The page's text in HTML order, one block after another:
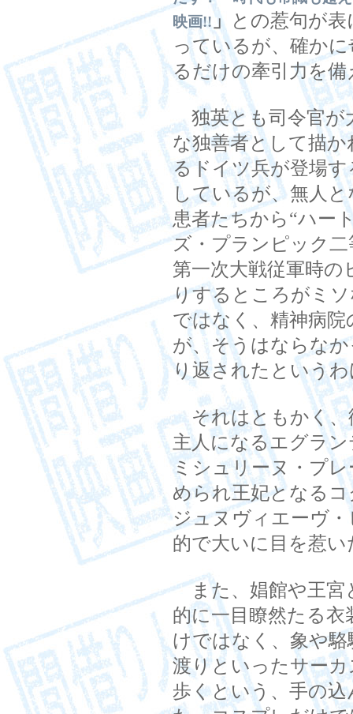
映画!!」 との惹句が
っているが、確か
るだけの牽引力を
独英とも司令官が
な独善者として描
るドイツ兵が登場
しているが、無人
患者たちから“ハー
ズ・プランピック
第一次大戦従軍時
りするところがミ
ではなく、精神病
が、そうはならな
り返されたという
それはともかく、
主人になるエグラ
ミシュリーヌ・プ
められ王妃となる
ジュヌヴィエーヴ
的で大いに目を惹い
また、娼館や王宮
的に一目瞭然たる
けではなく、象や
渡りといったサー
歩くという、手の